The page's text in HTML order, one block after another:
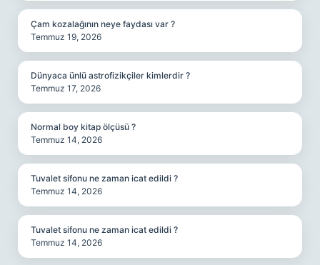
Çam kozalağının neye faydası var ?
Temmuz 19, 2026
Dünyaca ünlü astrofizikçiler kimlerdir ?
Temmuz 17, 2026
Normal boy kitap ölçüsü ?
Temmuz 14, 2026
Tuvalet sifonu ne zaman icat edildi ?
Temmuz 14, 2026
Tuvalet sifonu ne zaman icat edildi ?
Temmuz 14, 2026